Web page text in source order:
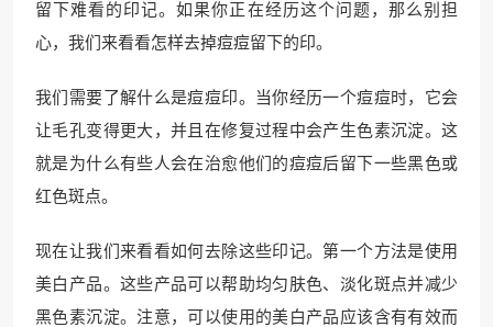
留下难看的印记。如果你正在经历这个问题，那么别担
心，我们来看看怎样去掉痘痘留下的印。
我们需要了解什么是痘痘印。当你经历一个痘痘时，它会
让毛孔变得更大，并且在修复过程中会产生色素沉淀。这
就是为什么有些人会在治愈他们的痘痘后留下一些黑色或
红色斑点。
现在让我们来看看如何去除这些印记。第一个方法是使用
美白产品。这些产品可以帮助均匀肤色、淡化斑点并减少
黑色素沉淀。注意，可以使用的美白产品应该含有有效而